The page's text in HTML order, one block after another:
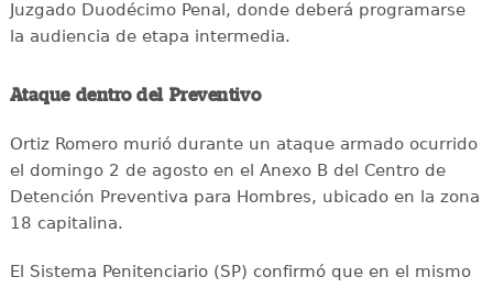
Juzgado Duodécimo Penal, donde deberá programarse
la audiencia de etapa intermedia.
Ataque dentro del Preventivo
Ortiz Romero murió durante un ataque armado ocurrido
el domingo 2 de agosto en el Anexo B del Centro de
Detención Preventiva para Hombres, ubicado en la zona
18 capitalina.
El Sistema Penitenciario (SP) confirmó que en el mismo